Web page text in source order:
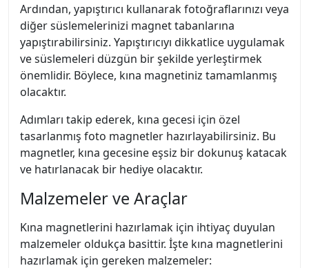
Ardından, yapıştırıcı kullanarak fotoğraflarınızı veya
diğer süslemelerinizi magnet tabanlarına
yapıştırabilirsiniz. Yapıştırıcıyı dikkatlice uygulamak
ve süslemeleri düzgün bir şekilde yerleştirmek
önemlidir. Böylece, kına magnetiniz tamamlanmış
olacaktır.
Adımları takip ederek, kına gecesi için özel
tasarlanmış foto magnetler hazırlayabilirsiniz. Bu
magnetler, kına gecesine eşsiz bir dokunuş katacak
ve hatırlanacak bir hediye olacaktır.
Malzemeler ve Araçlar
Kına magnetlerini hazırlamak için ihtiyaç duyulan
malzemeler oldukça basittir. İşte kına magnetlerini
hazırlamak için gereken malzemeler: